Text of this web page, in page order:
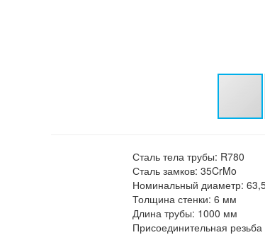
Сталь тела трубы: R780
Сталь замков: 35CrMo
Номинальный диаметр:
Толщина стенки: 6 мм
Длина трубы: 1000 мм
Присоединительная резьба